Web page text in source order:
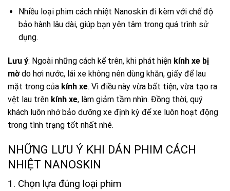
Nhiều loại phim cách nhiệt Nanoskin đi kèm với chế độ
bảo hành lâu dài, giúp bạn yên tâm trong quá trình sử
dụng.
Lưu ý: Ngoài những cách kể trên, khi phát hiện kính xe bị
mờdo hơi nước, lái xe không nên dùng khăn, giấy để lau
mặt trong của kính xe. Vì điều này vừa bất tiện, vừa tạo ra
vệt lau trên kính xe, làm giảm tầm nhìn. Đồng thời, quý
khách luôn nhớ bảo dưỡng xe định kỳ để xe luôn hoạt động
trong tình trạng tốt nhất nhé.
NHỮNG LƯU Ý KHI DÁN PHIM CÁCH
NHIỆT NANOSKIN
1. Chọn lựa đúng loại phim